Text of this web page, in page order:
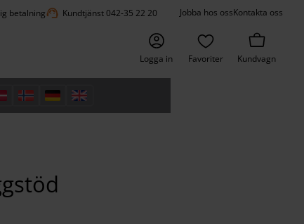
betalningsupport_agent Kundtjänst 042-35 22 20 Jobba hos ossKontakta oss
Logga in Favoriter Kundvagn